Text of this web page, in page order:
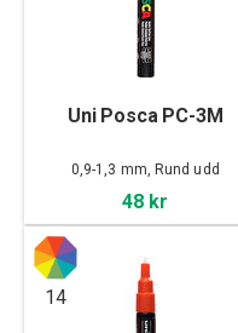
Uni Posca PC-3M
0,9-1,3 mm, Rund udd
48 kr
14